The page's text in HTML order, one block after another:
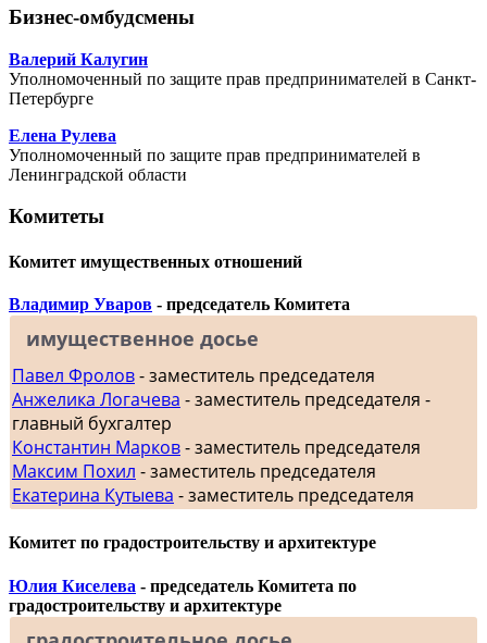
Бизнес-омбудсмены
Валерий Калугин
Уполномоченный по защите прав предпринимателей в Санкт-
Петербурге
Елена Рулева
Уполномоченный по защите прав предпринимателей в
Ленинградской области
Комитеты
Комитет имущественных отношений
Владимир Уваров - председатель Комитета
имущественное досье
Павел Фролов- заместитель председателя
Анжелика Логачева - заместитель председателя -
главный бухгалтер
Константин Марков- заместитель председателя
Максим Похил - заместитель председателя
Екатерина Кутыева - заместитель председателя
Комитет по градостроительству и архитектуре
Юлия Киселева - председатель Комитета по
градостроительству и архитектуре